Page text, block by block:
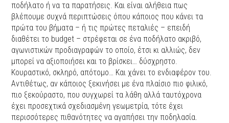
ποδήλατο ή να τα παρατήσεις. Και είναι αλήθεια πως
βλέπουμε συχνά περιπτώσεις όπου κάποιος που κάνει τα
πρώτα του βήματα – ή τις πρώτες πεταλιές – επειδή
διαθέτει το budget – στρέφεται σε ένα ποδήλατο ακριβό,
αγωνιστικών προδιαγραφών το οποίο, έτσι κι αλλιώς, δεν
μπορεί να αξιοποιήσει και το βρίσκει… δύσχρηστο.
Κουραστικό, σκληρό, απότομο… Και χάνει το ενδιαφέρον του.
Αντιθέτως, αν κάποιος ξεκινήσει με ένα πλαίσιο πιο φιλικό,
πιο ξεκούραστο, που συγχωρεί τα λάθη αλλά ταυτόχρονα
έχει προσεχτικά σχεδιασμένη γεωμετρία, τότε έχει
περισσότερες πιθανότητες να αγαπήσει την ποδηλασία.